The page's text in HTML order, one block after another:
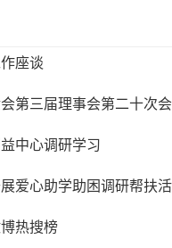
座谈
第三届理事会第二十次
中心调研学习
爱心助学助困调研帮扶
热搜榜